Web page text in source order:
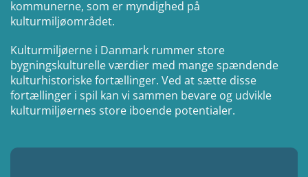
kommunerne, som er myndighed på
kulturmiljøområdet.
Kulturmiljøerne i Danmark rummer store
bygningskulturelle værdier med mange spændende
kulturhistoriske fortællinger. Ved at sætte disse
fortællinger i spil kan vi sammen bevare og udvikle
kulturmiljøernes store iboende potentialer.